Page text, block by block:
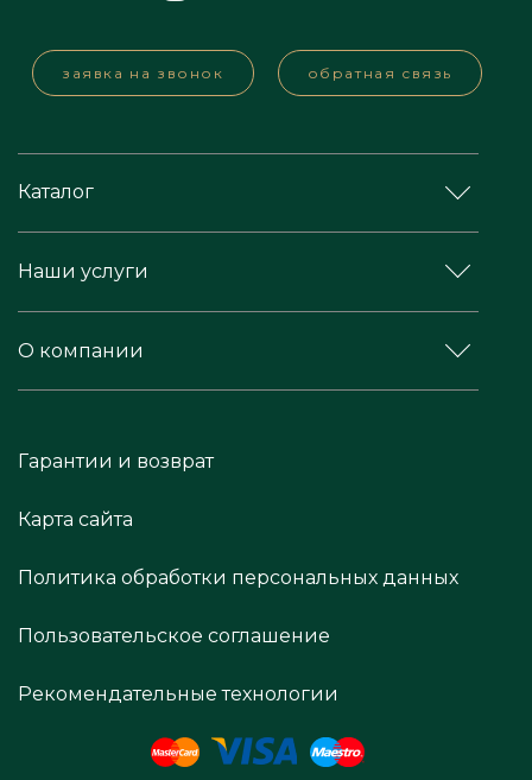
заявка на звонок обратная связь
Каталог
Наши услуги
О компании
Гарантии и возврат
Карта сайта
Политика обработки персональных данных
Пользовательское соглашение
Рекомендательные технологии